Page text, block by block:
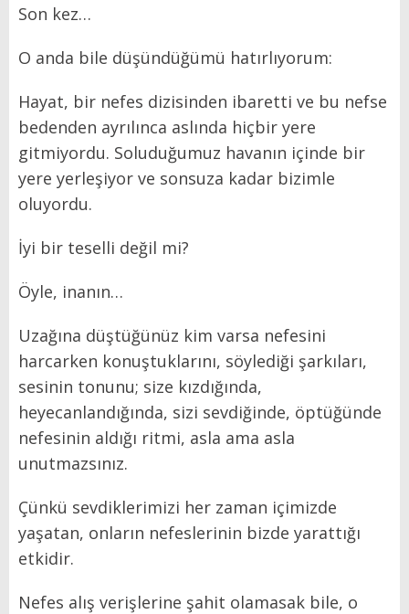
Son kez…
O anda bile düşündüğümü hatırlıyorum:
Hayat, bir nefes dizisinden ibaretti ve bu nefse
bedenden ayrılınca aslında hiçbir yere
gitmiyordu. Soluduğumuz havanın içinde bir
yere yerleşiyor ve sonsuza kadar bizimle
oluyordu.
İyi bir teselli değil mi?
Öyle, inanın…
Uzağına düştüğünüz kim varsa nefesini
harcarken konuştuklarını, söylediği şarkıları,
sesinin tonunu; size kızdığında,
heyecanlandığında, sizi sevdiğinde, öptüğünde
nefesinin aldığı ritmi, asla ama asla
unutmazsınız.
Çünkü sevdiklerimizi her zaman içimizde
yaşatan, onların nefeslerinin bizde yarattığı
etkidir.
Nefes alış verişlerine şahit olamasak bile, o